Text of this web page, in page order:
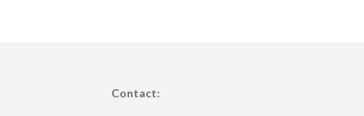
Contact: